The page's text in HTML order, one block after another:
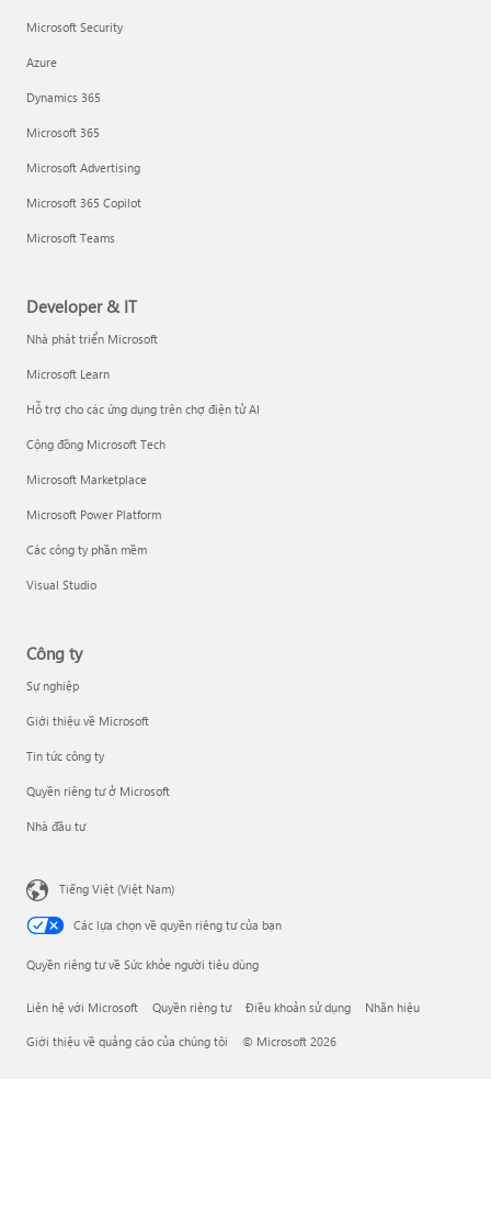
Microsoft Security
Azure
Dynamics 365
Microsoft 365
Microsoft Advertising
Microsoft 365 Copilot
Microsoft Teams
Developer & IT
Nhà phát triển Microsoft
Microsoft Learn
Hỗ trợ cho các ứng dụng trên chợ điện tử AI
Cộng đồng Microsoft Tech
Microsoft Marketplace
Microsoft Power Platform
Các công ty phần mềm
Visual Studio
Công ty
Sự nghiệp
Giới thiệu về Microsoft
Tin tức công ty
Quyền riêng tư ở Microsoft
Nhà đầu tư
Tiếng Việt (Việt Nam)
Các lựa chọn về quyền riêng tư của bạn
Quyền riêng tư về Sức khỏe người tiêu dùng
Liên hệ với Microsoft Quyền riêng tư Điều khoản sử dụng Nhãn hiệu
Giới thiệu về quảng cáo của chúng tôi © Microsoft 2026